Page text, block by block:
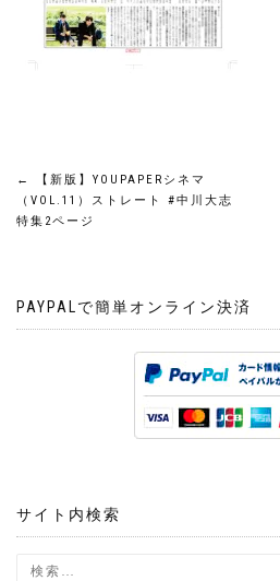
投
稿
ビ
ョ
ン
←
【新版】YOUPAPERシネマ
（VOL.11）ストレート #中川大志
特集2ページ
PAYPALで簡単オンライン決済
サイト内検索